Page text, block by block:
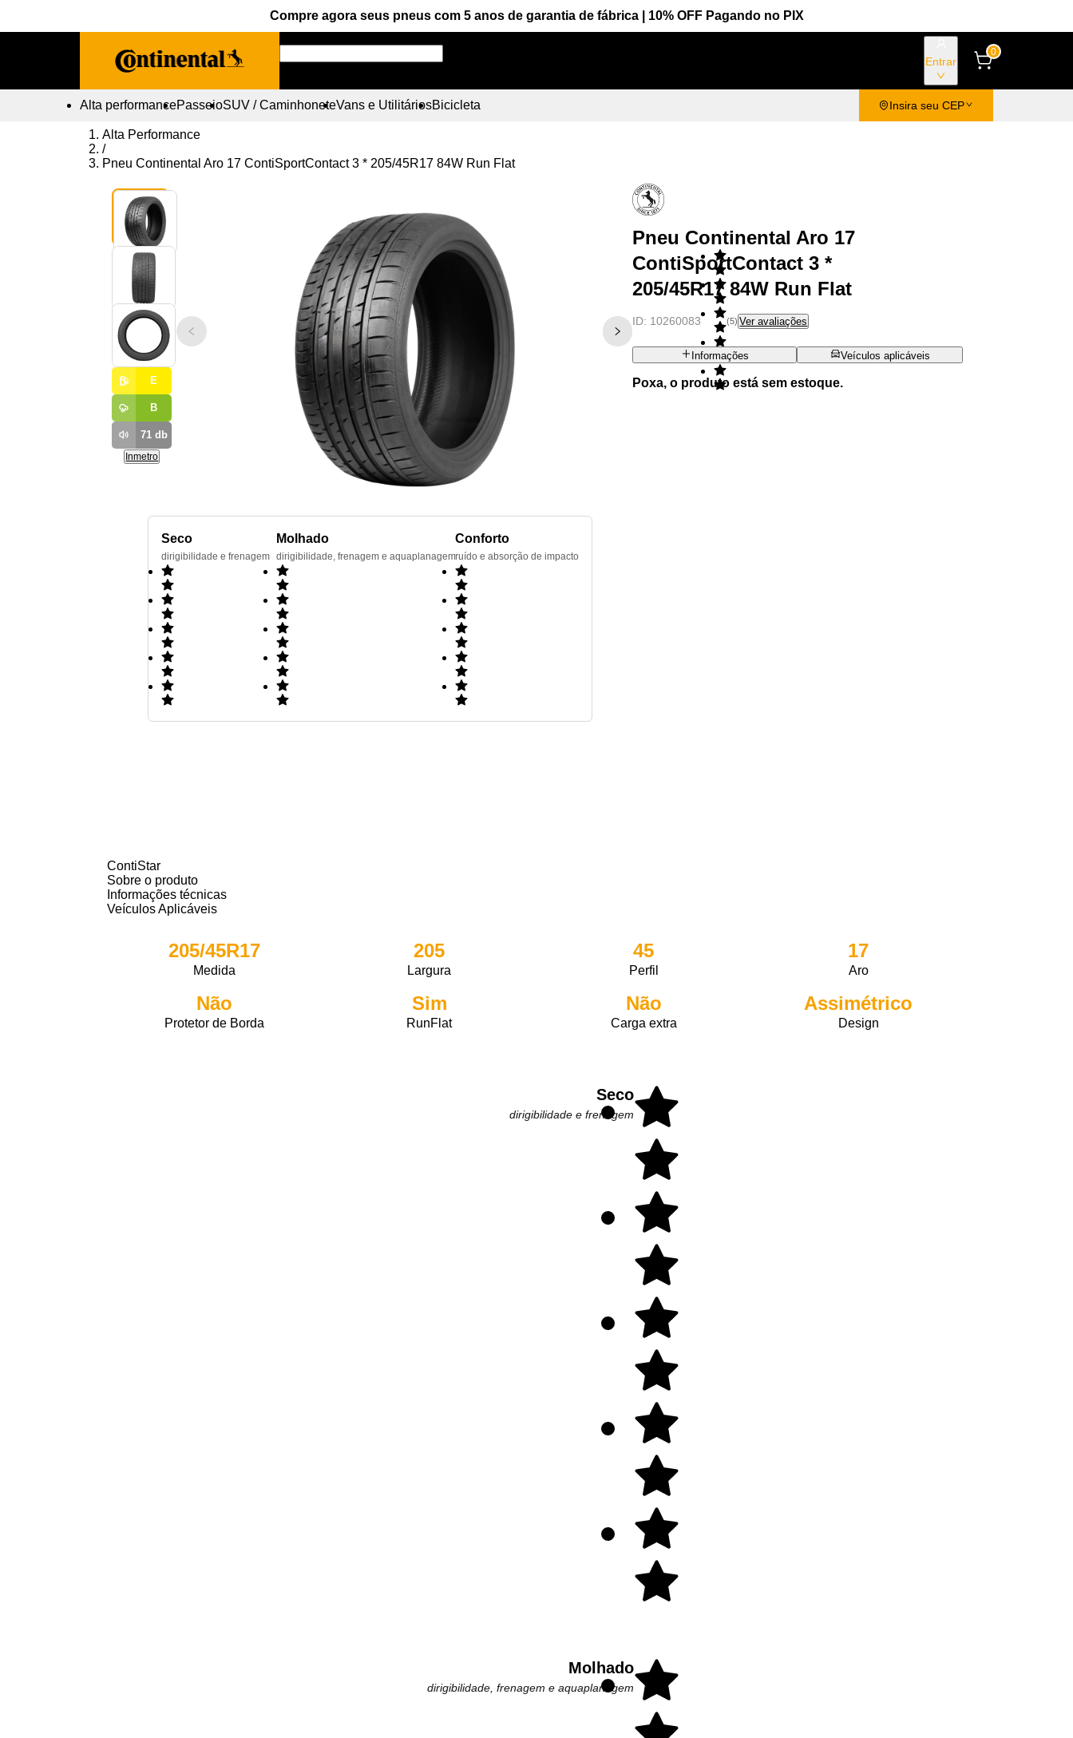
Compre agora seus pneus com 5 anos de garantia de fábrica | 10% OFF Pagando no PIX
Entrar
0
Alta performancePasseioSUV / CaminhoneteVans e UtilitáriosBicicleta Insira seu CEP
Alta Performance
/
Pneu Continental Aro 17 ContiSportContact 3 * 205/45R17 84W Run Flat
E
B
71db
Inmetro
Seco
dirigibilidade e frenagem
Molhado
dirigibilidade, frenagem e aquaplanagem
Conforto
ruído e absorção de impacto
Pneu Continental Aro 17
ContiSportContact 3 *
205/45R17 84W Run Flat
ID: 10260083 (5) Ver avaliações
Informações Veículos aplicáveis
Poxa, o produto está sem estoque.
ContiStar
Sobre o produto
Informações técnicas
Veículos Aplicáveis
205/45R17
Medida
205
Largura
45
Perfil
17
Aro
Não
Protetor de Borda
Sim
RunFlat
Não
Carga extra
Assimétrico
Design
Seco
dirigibilidade e frenagem
Molhado
dirigibilidade, frenagem e aquaplanagem